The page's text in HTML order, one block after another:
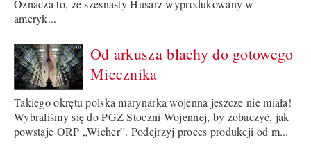
Oznacza to, że szesnasty Husarz wyprodukowany w
ameryk...
Od arkusza blachy do gotowego
Miecznika
Takiego okrętu polska marynarka wojenna jeszcze nie miała!
Wybraliśmy się do PGZ Stoczni Wojennej, by zobaczyć, jak
powstaje ORP „Wicher”. Podejrzyj proces produkcji od m...